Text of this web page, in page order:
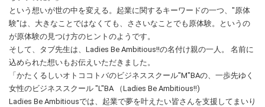
という想いが世の中を変える。起業に関するキーワードの一つ、"原体
験"は、大きなことではなくても、ささいなことでも原体験。というの
が原体験の見つけ方のヒントのようです。
そして、タブ先生は、Ladies Be Ambitious!!の名付け親の一人。 名前に
込められた想いもお伝えいただきました。
「かたくるしいオトココトバのビジネススクール"M"BAの、一歩先ゆく
女性のビジネススクール "L"BA （Ladies Be Ambitious!!)
Ladies Be Ambitiousでは、起業で夢を叶えたい皆さんを支援してまいり